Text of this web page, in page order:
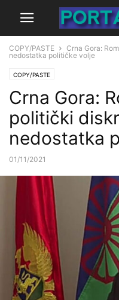
COPY/PASTE
Crna Gora:
nedostatka političke volje
COPY/PASTE
Crna Gora:
politički
nedostatka
01/11/2021